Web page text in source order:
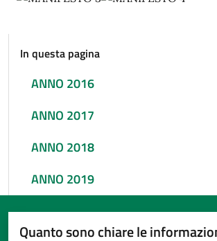
In questa pagina
ANNO 2016
ANNO 2017
ANNO 2018
ANNO 2019
Quanto sono chiare le